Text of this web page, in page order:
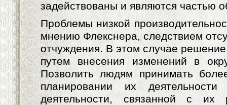
задействованы и являются частью
Проблемы низкой
мнению Флекснера, следствием
отчуждения. В этом случае
путем внесения изменений в
Позволить людям принимать
планировании их
деятельности, связанной с